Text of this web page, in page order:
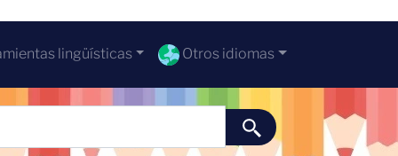
lingüísticas Otros idiomas